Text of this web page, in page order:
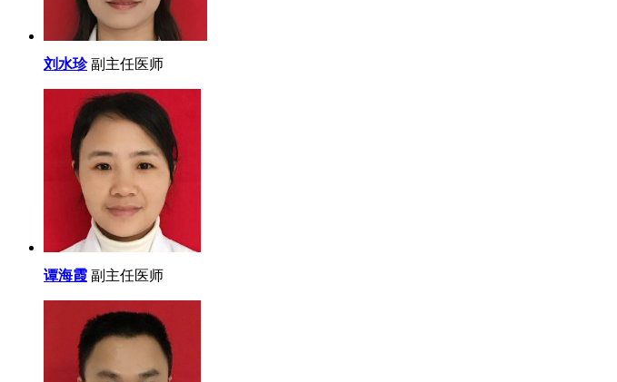
刘水珍副主任医师
谭海霞 副主任医师